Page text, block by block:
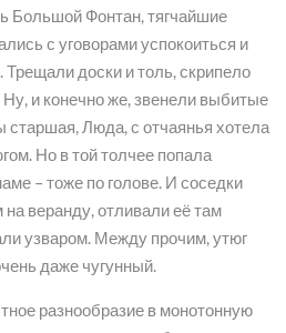
Большой Фонтан, тягчайшие
с уговорами успокоиться и
Трещали доски и толь, скрипело
и конечно же, звенели выбитые
Люда, с отчаянья хотела
Но в той толчее попала
– тоже по голове. И соседки
веранду, отливали её там
узваром. Между прочим, утюг
даже чугунный.
разнообразие в монотонную